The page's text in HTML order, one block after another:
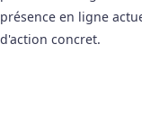
présence en ligne
d'action concret.